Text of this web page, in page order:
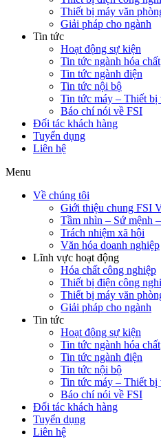
Thiết bị máy văn
Giải pháp cho ngành
Tin tức
Hoạt động sự kiện
Tin tức ngành hóa chất
Tin tức ngành điện
Tin tức nội bộ
Tin tức máy – Thiết bị
Báo chí nói về FSI
Đối tác khách hàng
Tuyển dụng
Liên hệ
Menu
Về chúng tôi
Giới thiệu chung FSI
Tầm nhìn – Sứ mệnh
Trách nhiệm xã hội
Văn hóa doanh nghiệp
Lĩnh vực hoạt động
Hóa chất công nghiệp
Thiết bị điện công
Thiết bị máy văn
Giải pháp cho ngành
Tin tức
Hoạt động sự kiện
Tin tức ngành hóa chất
Tin tức ngành điện
Tin tức nội bộ
Tin tức máy – Thiết bị
Báo chí nói về FSI
Đối tác khách hàng
Tuyển dụng
Liên hệ